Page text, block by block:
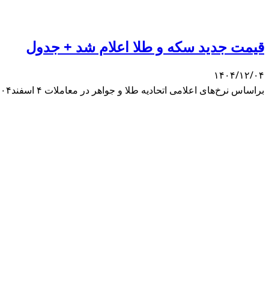
قیمت جدید سکه و طلا اعلام شد + جدول
۱۴۰۴/۱۲/۰۴
براساس نرخ‌های اعلامی اتحادیه طلا و جواهر در معاملات ۴ اسفند۱۴۰۴، هر گرم طلای ۱۸ عیار ۱۹ میلیون و ۷۳۹ هزار تومان قیمت پیدا کرد. هر مثقال طلا هم ۸۵ میلیون و ۵۰۵ هزار تومان شد.